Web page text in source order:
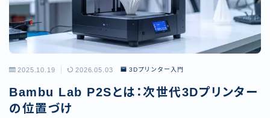
2025.10.19 2026.05.03 3Dプリンター入門
Bambu Lab P2Sとは：次世代3Dプリンター
の位置づけ